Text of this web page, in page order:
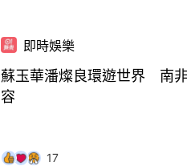
即時娛樂
蘇玉華潘燦良環遊世界 南
容
17